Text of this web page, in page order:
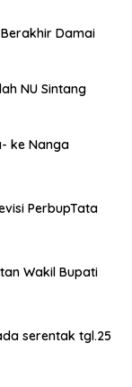
Damai
NU Sintang
ke Nanga
PerbupTata
Wakil Bupati
serentak tgl.25